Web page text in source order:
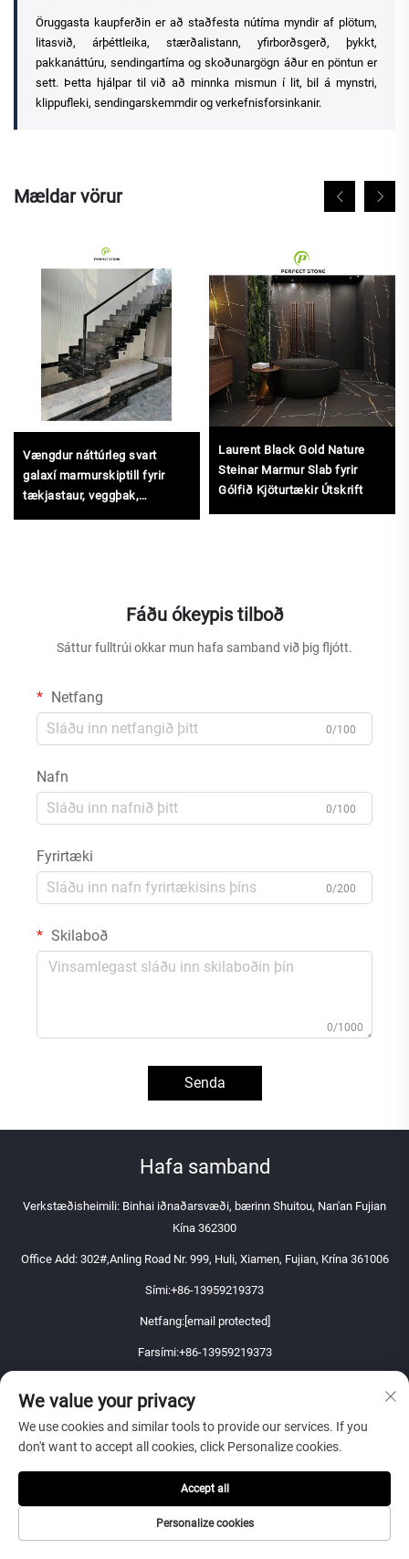
Öruggasta kaupferðin er að staðfesta nútíma myndir af plötum,
litasvið, árþéttleika, stærðalistann, yfirborðsgerð, þykkt,
pakkanáttúru, sendingartíma og skoðunargögn áður en pöntun er
sett. Þetta hjálpar til við að minnka mismun í lit, bil á mynstri,
klippufleki, sendingarskemmdir og verkefnisforsinkanir.
Mældar vörur
Vængdur náttúrleg svart
galaxí marmurskiptill fyrir
tækjastaur, veggþak,
Laurent Black Gold Nature
Steinar Marmur Slab fyrir
Gólfið Kjöturtækir Útskrift
Fáðu ókeypis tilboð
Sáttur fulltrúi okkar mun hafa samband við þig fljótt.
Netfang
0/100
Nafn
0/100
Fyrirtæki
0/200
Skilaboð
0/1000
Senda
Hafa samband
Verkstæðisheimili: Binhai iðnaðarsvæði, bærinn Shuitou, Nan'an Fujian
Kína 362300
Office Add: 302#,Anling Road Nr. 999, Huli, Xiamen, Fujian, Krína 361006
Sími:+86-13959219373
Netfang:[email protected]
Farsími:+86-13959219373
Vefsíðu tengill
UPPLÝSINGAR
We value your privacy
We use cookies and similar tools to provide our services. If you
don't want to accept all cookies, click Personalize cookies.
Personalize cookies
Accept all